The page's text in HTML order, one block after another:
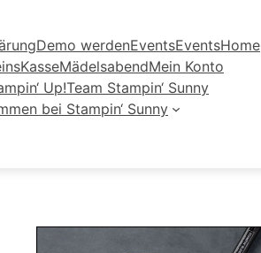
Demo werdenEventsEventsHome
KasseMädelsabendMein Konto
Up!Team Stampin‘ Sunny
bei Stampin‘ Sunny